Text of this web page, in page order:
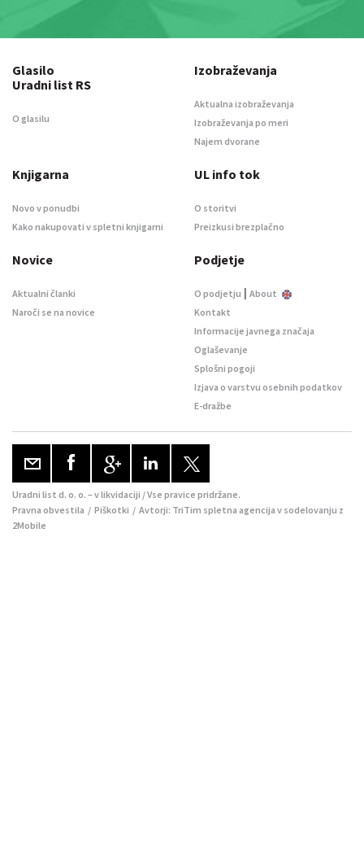
Glasilo
Uradni list RS
O glasilu
Izobraževanja
Aktualna izobraževanja
Izobraževanja po meri
Najem dvorane
Knjigarna
Novo v ponudbi
Kako nakupovati v spletni knjigarni
UL info tok
O storitvi
Preizkusi brezplačno
Novice
Aktualni članki
Naroči se na novice
Podjetje
O podjetju | About
Kontakt
Informacije javnega značaja
Oglaševanje
Splošni pogoji
Izjava o varstvu osebnih podatkov
E-dražbe
Uradni list d. o. o. – v likvidaciji / Vse pravice pridržane.
Pravna obvestila / Piškotki / Avtorji: TriTim spletna agencija v sodelovanju z
2Mobile